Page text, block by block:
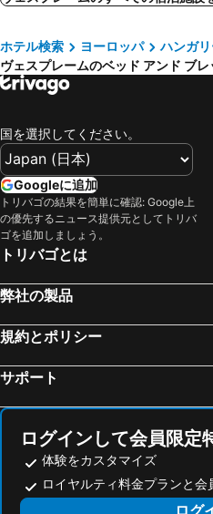
Bakonybél, bed and breakfasts
Magyarpolány, bed and breakfasts
ザマールディ, bed and breakfasts
Balatonszárszó, bed and breakfasts
Csopak, bed and breakfasts
Nagyvázsony, bed and breakfasts
Balatonszabadi, bed and breakfasts
Balatonöszöd, bed and breakfasts
Balatonszepezd, bed and breakfasts
Herend, bed and breakfasts
ホテル検索 ヨーロッパ ハンガ
ヴェスプレームのベッド アンド ブレ
国を選択してください。
Googleに追加
トリバゴの結果を簡単に確認: Google上
の優先するニュース提供元としてトリバ
ゴを追加しましょう。
トリバゴとは
弊社の製品
規約とポリシー
サポート
ログインして会員限定
体験をカスタマイズ
ロイヤルティ料金プランと会
ログ